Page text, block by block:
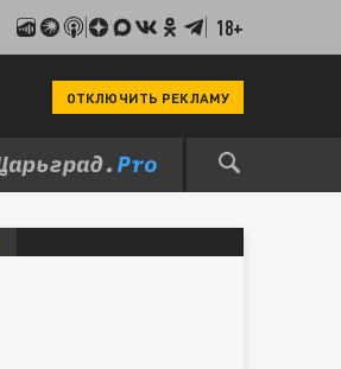
18+
ОТКЛЮЧИТЬ РЕКЛАМУ